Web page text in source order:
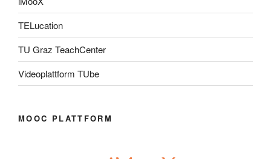
TELucation
TU Graz TeachCenter
Videoplattform TUbe
MOOC PLATTFORM